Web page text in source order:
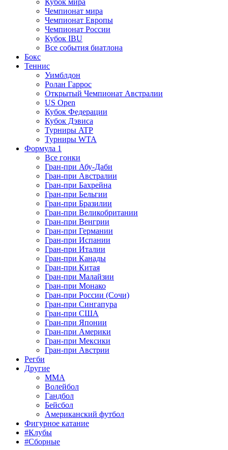
Кубок мира
Чемпионат мира
Чемпионат Европы
Чемпионат России
Кубок IBU
Все события биатлона
Бокс
Теннис
Уимблдон
Ролан Гаррос
Открытый Чемпионат Австралии
US Open
Кубок Федерации
Кубок Дэвиса
Турниры ATP
Турниры WTA
Формула 1
Все гонки
Гран-при Абу-Даби
Гран-при Австралии
Гран-при Бахрейна
Гран-при Бельгии
Гран-при Бразилии
Гран-при Великобритании
Гран-при Венгрии
Гран-при Германии
Гран-при Испании
Гран-при Италии
Гран-при Канады
Гран-при Китая
Гран-при Малайзии
Гран-при Монако
Гран-при России (Сочи)
Гран-при Сингапура
Гран-при США
Гран-при Японии
Гран-при Америки
Гран-при Мексики
Гран-при Австрии
Регби
Другие
MMA
Волейбол
Гандбол
Бейсбол
Американский футбол
Фигурное катание
#Клубы
#Сборные